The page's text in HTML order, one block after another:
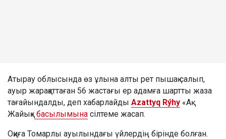
Атырау облысында өз ұлына алты рет пышақ салып,
ауыр жарақаттаған 56 жастағы ер адамға шартты жаза
тағайындалды, деп хабарлайды Azattyq Rýhy «Ақ
Жайық»басылымына сілтеме жасап.
Оқиға Томарлы ауылындағы үйлердің бірінде болған.